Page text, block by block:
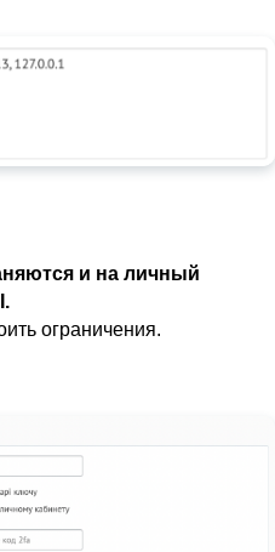
и на личный
ограничения.